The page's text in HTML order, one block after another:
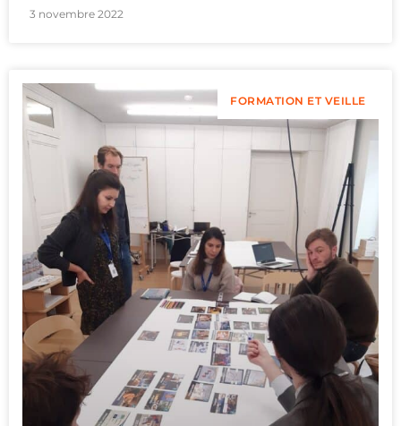
3 novembre 2022
FORMATION ET VEILLE